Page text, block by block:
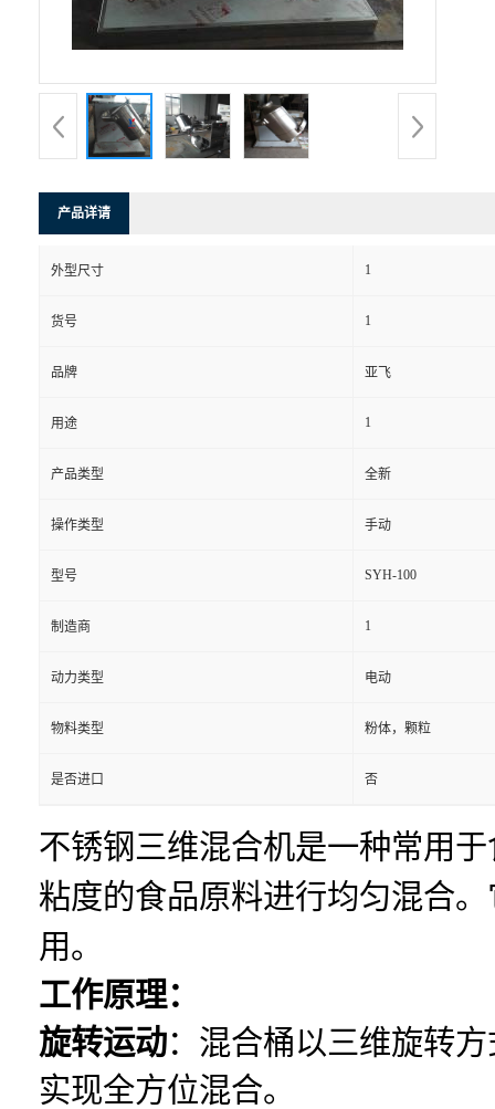
产品详请
外型尺寸 1
货号 1
品牌 亚飞
用途 1
产品类型 全新
操作类型 手动
型号 SYH-100
制造商 1
动力类型 电动
物料类型 粉体，颗粒
是否进口 否
不锈钢三维混合机是一种常用
粘度的食品原料进行均匀混合
用。
工作原理：
旋转运动：混合桶以三维旋转
实现全方位混合。